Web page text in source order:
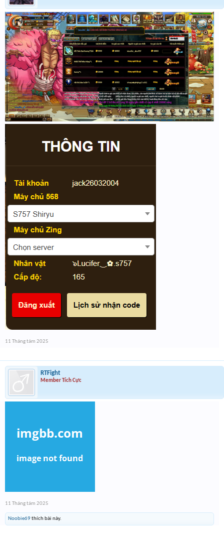
11 Tháng tám 2025
RTFight
Member Tích Cực
11 Tháng tám 2025
Noobie69thích bài này.